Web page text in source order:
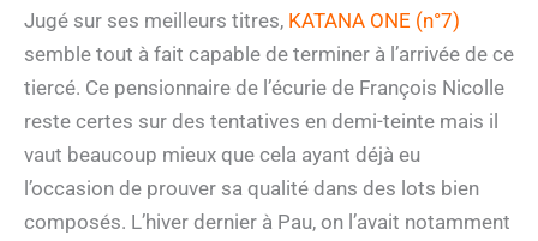
Jugé sur ses meilleurs titres, KATANA ONE (n°7)
semble tout à fait capable de terminer à l’arrivée de ce
tiercé. Ce pensionnaire de l’écurie de François Nicolle
reste certes sur des tentatives en demi-teinte mais il
vaut beaucoup mieux que cela ayant déjà eu
l’occasion de prouver sa qualité dans des lots bien
composés. L’hiver dernier à Pau, on l’avait notamment